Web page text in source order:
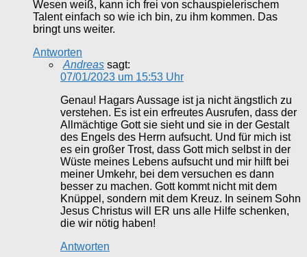
Wesen weiß, kann ich frei von schauspielerischem
Talent einfach so wie ich bin, zu ihm kommen. Das
bringt uns weiter.
Antworten
Andreas sagt:
07/01/2023 um 15:53 Uhr
Genau! Hagars Aussage ist ja nicht ängstlich zu
verstehen. Es ist ein erfreutes Ausrufen, dass der
Allmächtige Gott sie sieht und sie in der Gestalt
des Engels des Herrn aufsucht. Und für mich ist
es ein großer Trost, dass Gott mich selbst in der
Wüste meines Lebens aufsucht und mir hilft bei
meiner Umkehr, bei dem versuchen es dann
besser zu machen. Gott kommt nicht mit dem
Knüppel, sondern mit dem Kreuz. In seinem Sohn
Jesus Christus will ER uns alle Hilfe schenken,
die wir nötig haben!
Antworten